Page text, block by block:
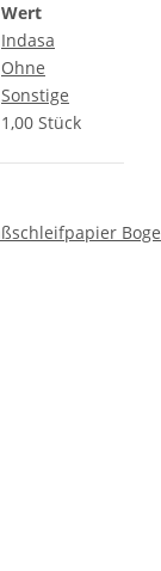
Wert
Indasa
Ohne
Sonstige
1,00 Stück